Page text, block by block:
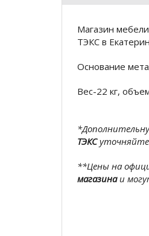
Магазин
ТЭКС в
Основание
Вес-22 кг,
ТЭКСуточняйте
**Цены на
магазинаи